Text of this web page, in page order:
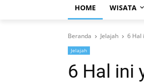
HOME WISATA
Beranda Jelajah 6 Hal
Jelajah
6 Hal ini